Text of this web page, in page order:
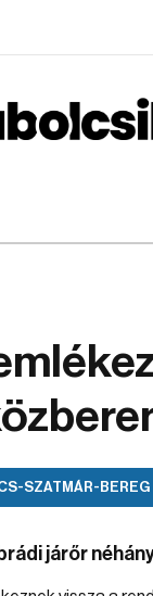
SZATMÁR-BEREG
járőr